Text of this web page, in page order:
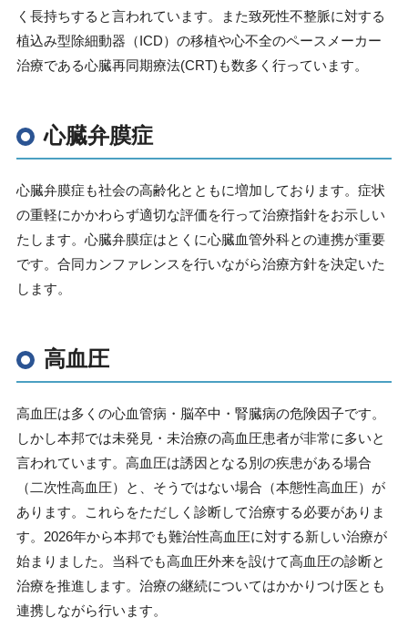
く長持ちすると言われています。また致死性不整脈に対する
植込み型除細動器（ICD）の移植や心不全のペースメーカー
治療である心臓再同期療法(CRT) も数多く行っています。
心臓弁膜症
心臓弁膜症も社会の高齢化とともに増加しております。症状
の重軽にかかわらず適切な評価を行って治療指針をお示しい
たします。心臓弁膜症はとくに心臓血管外科との連携が重要
です。合同カンファレンスを行いながら治療方針を決定いた
します。
高血圧
高血圧は多くの心血管病・脳卒中・腎臓病の危険因子です。
しかし本邦では未発見・未治療の高血圧患者が非常に多いと
言われています。高血圧は誘因となる別の疾患がある場合
（二次性高血圧）と、そうではない場合（本態性高血圧）が
あります。これらをただしく診断して治療する必要がありま
す。 2026年から本邦でも難治性高血圧に対する新しい治療が
始まりました。当科でも高血圧外来を設けて高血圧の診断と
治療を推進します。治療の継続についてはかかりつけ医とも
連携しながら行います。